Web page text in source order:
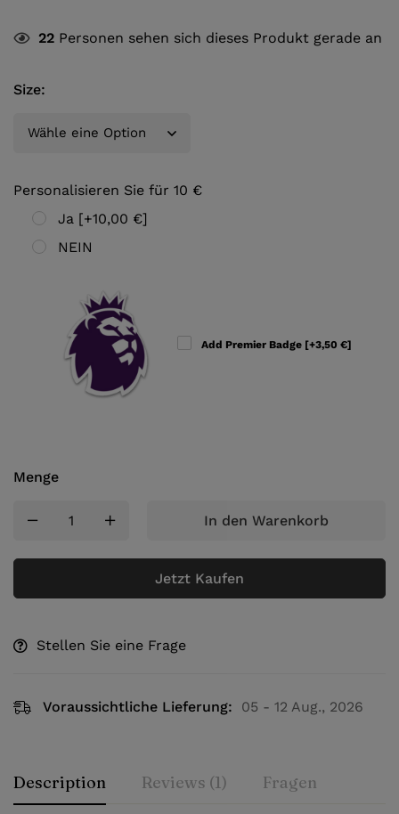
22 Personen sehen sich dieses Produkt gerade an
Size:
Personalisieren Sie für 10 €
Ja [+10,00 €]
NEIN
Add Premier Badge [+3,50 €]
Menge
In den Warenkorb
Jetzt Kaufen
Stellen Sie eine Frage
Voraussichtliche Lieferung: 05 - 12 Aug., 2026
Description Reviews (1) Fragen